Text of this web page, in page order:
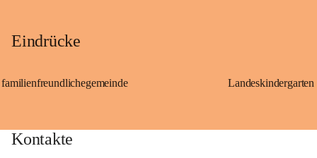
Eindrücke
familienfreundlichegemeinde
Kontakte